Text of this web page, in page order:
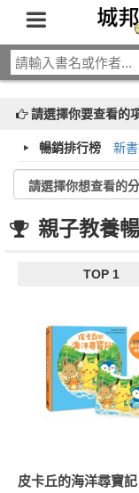
請選擇你要查看的
暢銷排行榜 新
親子教養
TOP 1
皮卡丘的海洋尋寶